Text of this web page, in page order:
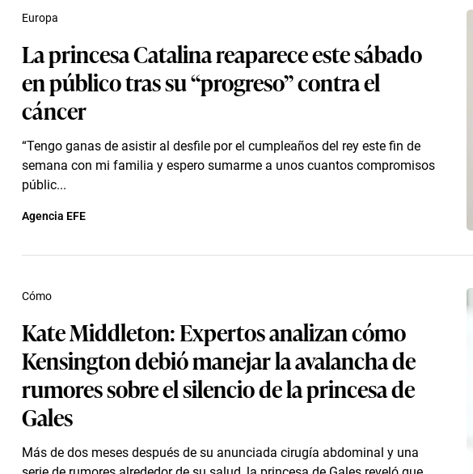
La princesa Catalina reaparece este sábado
en público tras su “progreso” contra el
cáncer
“Tengo ganas de asistir al desfile por el cumpleaños del rey este fin de
semana con mi familia y espero sumarme a unos cuantos compromisos
públic...
Europa
Agencia EFE
Kate Middleton: Expertos analizan cómo
Kensington debió manejar la avalancha de
rumores sobre el silencio de la princesa de
Gales
Más de dos meses después de su anunciada cirugía abdominal y una
Cómo